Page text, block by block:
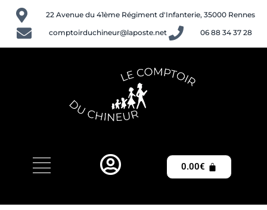
Aller
au
22 Avenue du 41ème Régiment d'Infanterie, 35000 Rennes
comptoirduchineur@laposte.net
06 88 34 37 28
0.00€